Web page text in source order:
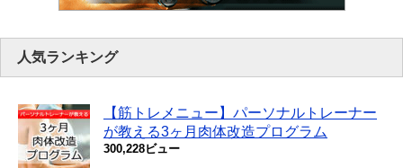
人気ランキング
【筋トレメニュー】パーソナルトレーナー
が教える3ヶ月肉体改造プログラム
300,228ビュー